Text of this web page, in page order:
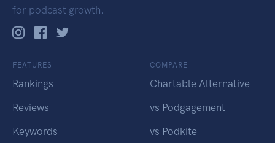
for podcast growth.
FEATURES
Rankings
Reviews
Keywords
COMPARE
Chartable Alternative
vs Podgagement
vs Podkite